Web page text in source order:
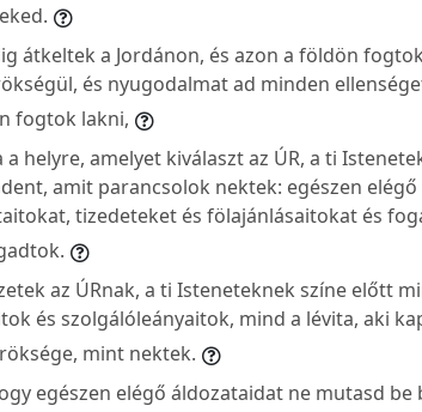
átkeltek a Jordánon, és azon a földön
és nyugodalmat ad minden
fogtok lakni,
helyre, amelyet kiválaszt az ÚR, a ti
amit parancsolok nektek: egészen
tizedeteket és fölajánlásaitokat és
az ÚRnak, a ti Isteneteknek színe előtt
és szolgálóleányaitok, mind a lévita, aki
mint nektek.
egészen elégő áldozataidat ne mutasd